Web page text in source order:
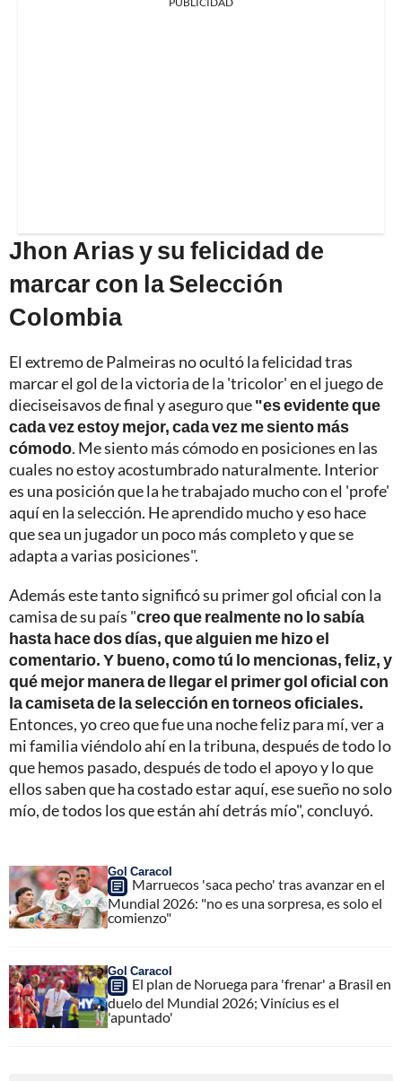
Jhon Arias y su felicidad de
marcar con la Selección
Colombia
El extremo de Palmeiras no ocultó la felicidad tras
marcar el gol de la victoria de la 'tricolor' en el juego de
dieciseisavos de final y aseguro que"es evidente que
cada vez estoy mejor, cada vez me siento más
cómodo. Me siento más cómodo en posiciones en las
cuales no estoy acostumbrado naturalmente. Interior
es una posición que la he trabajado mucho con el 'profe'
aquí en la selección. He aprendido mucho y eso hace
que sea un jugador un poco más completo y que se
adapta a varias posiciones".
Además este tanto significó su primer gol oficial con la
camisa de su país "creo que realmente no lo sabía
hasta hace dos días, que alguien me hizo el
comentario. Y bueno, como tú lo mencionas, feliz, y
qué mejor manera de llegar el primer gol oficial con
la camiseta de la selección en torneos oficiales.
Entonces, yo creo que fue una noche feliz para mí, ver a
mi familia viéndolo ahí en la tribuna, después de todo lo
que hemos pasado, después de todo el apoyo y lo que
ellos saben que ha costado estar aquí, ese sueño no solo
mío, de todos los que están ahí detrás mío", concluyó.
Gol Caracol
Marruecos 'saca pecho' tras avanzar en el
Mundial 2026: "no es una sorpresa, es solo el
comienzo"
Gol Caracol
El plan de Noruega para 'frenar' a Brasil en
duelo del Mundial 2026; Vinícius es el
'apuntado'